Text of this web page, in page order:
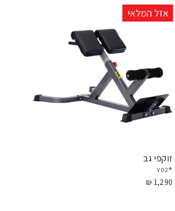
אזל המלאי
זוקפי גב
®VO2
1,290 ₪